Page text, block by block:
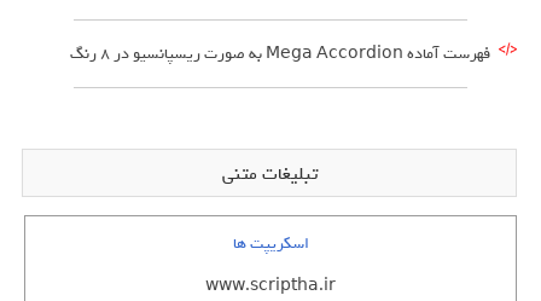
فهرست آماده Mega Accordion به صورت ریسپانسیو در 8 رنگ
تبلیغات متنی
اسکریپت ها
www.scriptha.ir